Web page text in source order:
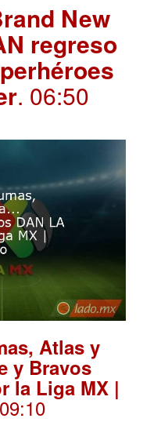
New
regreso
. 06:50
Atlas y
y Bravos
la Liga MX |